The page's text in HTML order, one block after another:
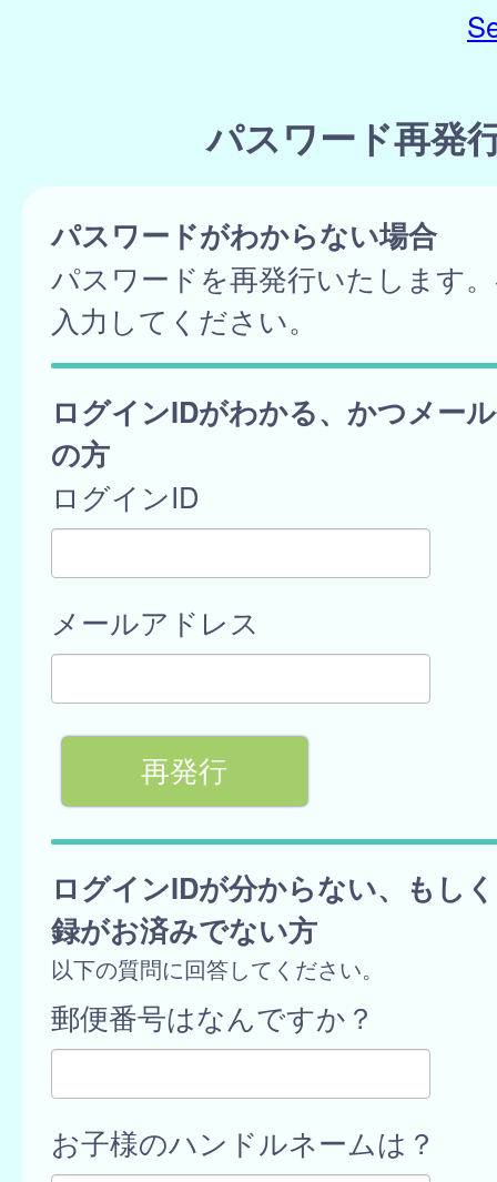
パスワード再発
パスワードがわからない場合
パスワードを再発行いたします
入力してください。
ログインIDがわかる、かつメー
の方
ログインID
メールアドレス
ログインIDが分からない、もし
録がお済みでない方
以下の質問に回答してください。
郵便番号はなんですか？
お子様のハンドルネームは？